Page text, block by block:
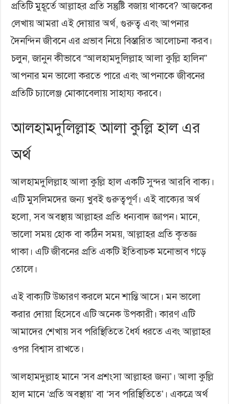
প্রতিটি মুহূর্তে আল্লাহর প্রতি সন্তুষ্টি বজায় থাকবে? আজকের
লেখায় আমরা এই দোয়ার অর্থ, গুরুত্ব এবং আপনার
দৈনন্দিন জীবনে এর প্রভাব নিয়ে বিস্তারিত আলোচনা করব।
চলুন, জানুন কীভাবে “আলহামদুলিল্লাহ আলা কুল্লি হালিন”
আপনার মন ভালো করতে পারে এবং আপনাকে জীবনের
প্রতিটি চ্যালেঞ্জ মোকাবেলায় সাহায্য করবে।
আলহামদুলিল্লাহ আলা কুল্লি হাল এর
অর্থ
আলহামদুলিল্লাহ আলা কুল্লি হাল একটি সুন্দর আরবি বাক্য।
এটি মুসলিমদের জন্য খুবই গুরুত্বপূর্ণ। এই বাক্যের অর্থ
হলো, সব অবস্থায় আল্লাহর প্রতি ধন্যবাদ জ্ঞাপন। মানে,
ভালো সময় হোক বা কঠিন সময়, আল্লাহর প্রতি কৃতজ্ঞ
থাকা। এটি জীবনের প্রতি একটি ইতিবাচক মনোভাব গড়ে
তোলে।
এই বাক্যটি উচ্চারণ করলে মনে শান্তি আসে। মন ভালো
করার দোয়া হিসেবে এটি অনেক উপকারী। কারণ এটি
আমাদের শেখায় সব পরিস্থিতিতে ধৈর্য ধরতে এবং আল্লাহর
ওপর বিশ্বাস রাখতে।
আলহামদুল্লাহ মানে ‘সব প্রশংসা আল্লাহর জন্য’। আলা কুল্লি
হাল মানে ‘প্রতি অবস্থায়’ বা ‘সব পরিস্থিতিতে’। একত্রে অর্থ